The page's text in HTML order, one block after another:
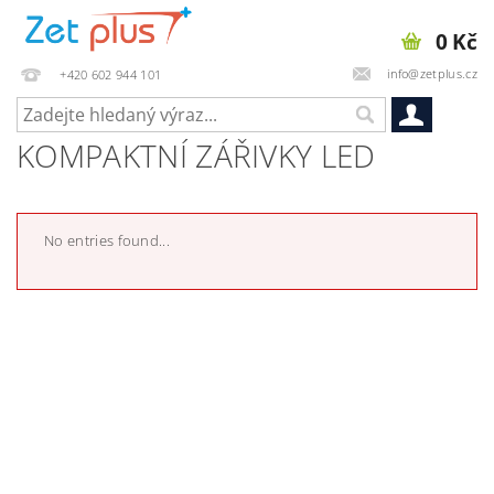
+420 602 944 101 info@zetplus.cz
0 Kč
KOMPAKTNÍ ZÁŘIVKY LED
No entries found...